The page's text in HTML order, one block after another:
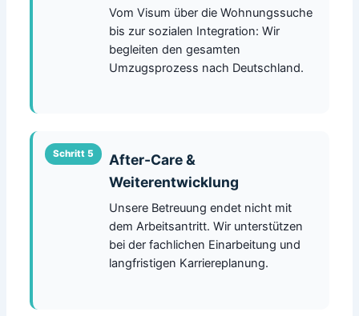
Vom Visum über die Wohnungssuche
bis zur sozialen Integration: Wir
begleiten den gesamten
Umzugsprozess nach Deutschland.
After-Care &
Weiterentwicklung
Unsere Betreuung endet nicht mit
dem Arbeitsantritt. Wir unterstützen
bei der fachlichen Einarbeitung und
langfristigen Karriereplanung.